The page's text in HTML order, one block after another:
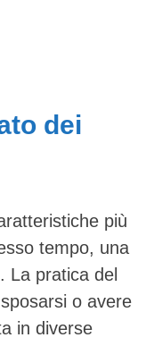
dei
più
tempo, una
La pratica del
o avere
in diverse